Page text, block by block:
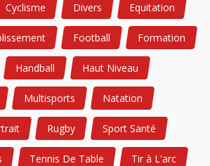
Cyclisme Divers Equitation
Football Formation
Handball Haut Niveau
Multisports Natation
Rugby Sport Santé
Tennis De Table Tir à L'arc